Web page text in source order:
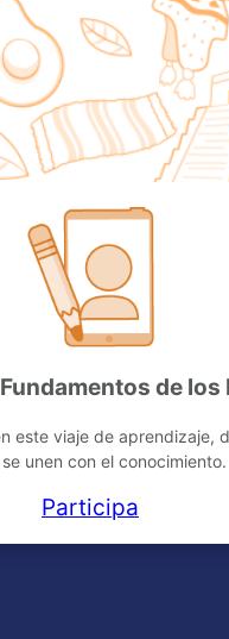
de los
este viaje de aprendizaje,
unen con el conocimiento.
Participa